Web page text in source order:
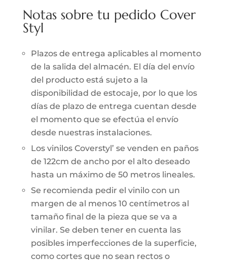
Notas sobre tu pedido Cover
Styl
Plazos de entrega aplicables al momento
de la salida del almacén. El día del envío
del producto está sujeto a la
disponibilidad de estocaje, por lo que los
días de plazo de entrega cuentan desde
el momento que se efectúa el envío
desde nuestras instalaciones.
Los vinilos Coverstyl’ se venden en paños
de 122cm de ancho por el alto deseado
hasta un máximo de 50 metros lineales.
Se recomienda pedir el vinilo con un
margen de al menos 10 centímetros al
tamaño final de la pieza que se va a
vinilar. Se deben tener en cuenta las
posibles imperfecciones de la superficie,
como cortes que no sean rectos o